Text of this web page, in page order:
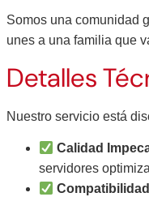
Somos una comunidad
unes a una familia que
Detalles
Nuestro servicio está
Calidad
servidores